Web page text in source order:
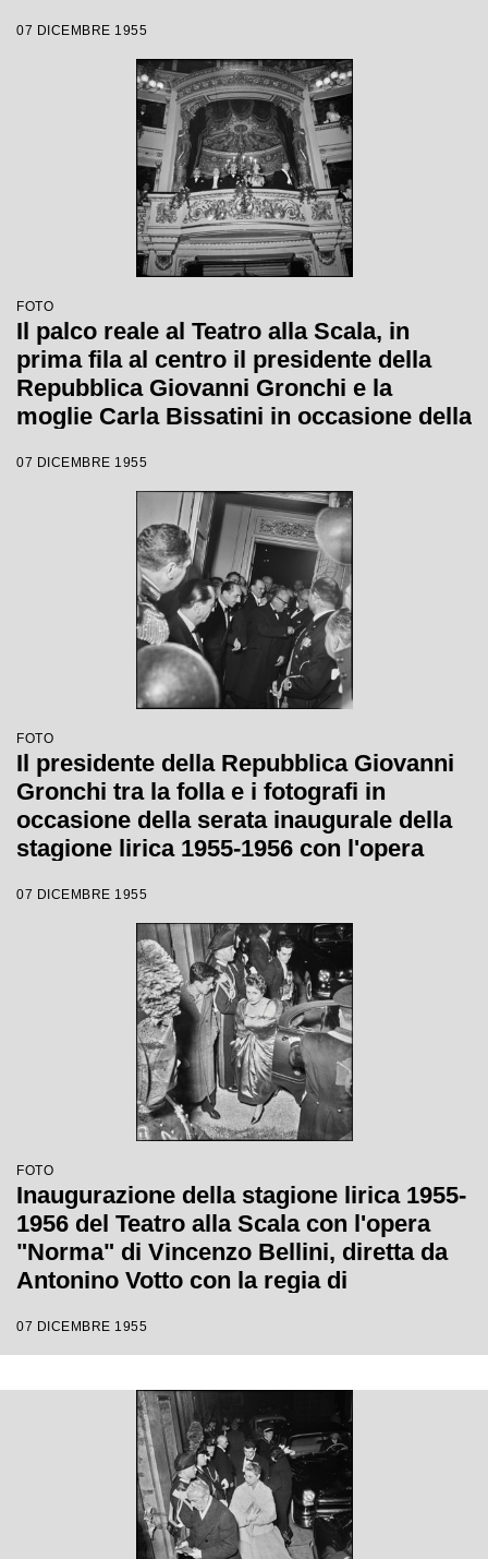
07 DICEMBRE 1955
FOTO
Il palco reale al Teatro alla Scala, in
prima fila al centro il presidente della
Repubblica Giovanni Gronchi e la
moglie Carla Bissatini in occasione della
1955-1956 con l'opera "Norma" di
Vincenzo Bellini, diretta da Antonino
Votto, con la regia di Margherita
07 DICEMBRE 1955
FOTO
Il presidente della Repubblica Giovanni
Gronchi tra la folla e i fotografi in
occasione della serata inaugurale della
stagione lirica 1955-1956 con l'opera
Antonino Votto, con la regia di
Margherita Wallmann
07 DICEMBRE 1955
FOTO
Inaugurazione della stagione lirica 1955-
1956 del Teatro alla Scala con l'opera
"Norma" di Vincenzo Bellini, diretta da
Antonino Votto con la regia di
07 DICEMBRE 1955